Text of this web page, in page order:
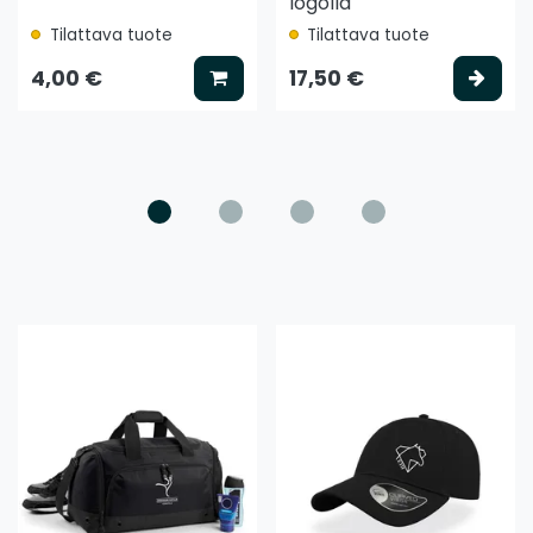
koriin
Tilattava tuote
4,00 € Lisää koriin
Tilattava tuote
17,50 €